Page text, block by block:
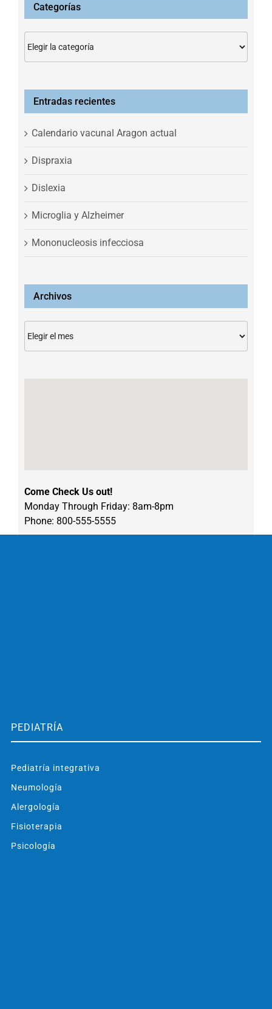
Categorías
Entradas recientes
Calendario vacunal Aragon actual
Dispraxia
Dislexia
Microglia y Alzheimer
Mononucleosis infecciosa
Archivos
Come Check Us out!
Monday Through Friday: 8am-8pm
Phone: 800-555-5555
PEDIATRÍA
Pediatría integrativa
Neumología
Alergología
Fisioterapia
Psicología